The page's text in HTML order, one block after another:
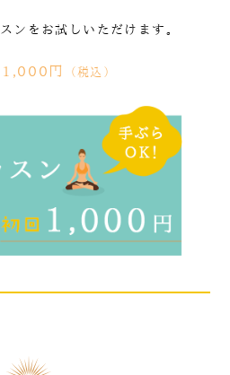
ンをお試しいただけます。
1,000円 （税込）